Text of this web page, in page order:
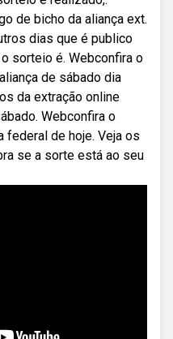
de bicho da aliança ext.
dias que é publico
sorteio é. Webconfira o
de sábado dia
da extração online
Webconfira o
federal de hoje. Veja os
se a sorte está ao seu